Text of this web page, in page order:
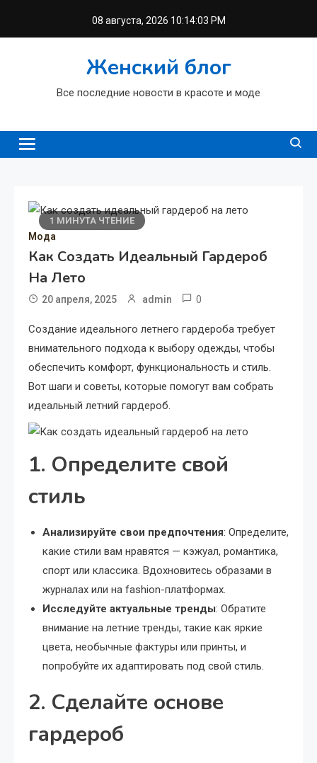
08 августа, 2026 10:14:04 PM
Женский блог
Все последние новости в красоте и моде
1 МИНУТА ЧТЕНИЕ
Мода
Как Создать Идеальный Гардероб
На Лето
20 апреля, 2025 admin 0
Создание идеального летнего гардероба требует
внимательного подхода к выбору одежды, чтобы
обеспечить комфорт, функциональность и стиль.
Вот шаги и советы, которые помогут вам собрать
идеальный летний гардероб.
1. Определите свой
стиль
Анализируйте свои предпочтения: Определите,
какие стили вам нравятся — кэжуал, романтика,
спорт или классика. Вдохновитесь образами в
журналах или на fashion-платформах.
Исследуйте актуальные тренды: Обратите
внимание на летние тренды, такие как яркие
цвета, необычные фактуры или принты, и
попробуйте их адаптировать под свой стиль.
2. Сделайте основе
гардероб